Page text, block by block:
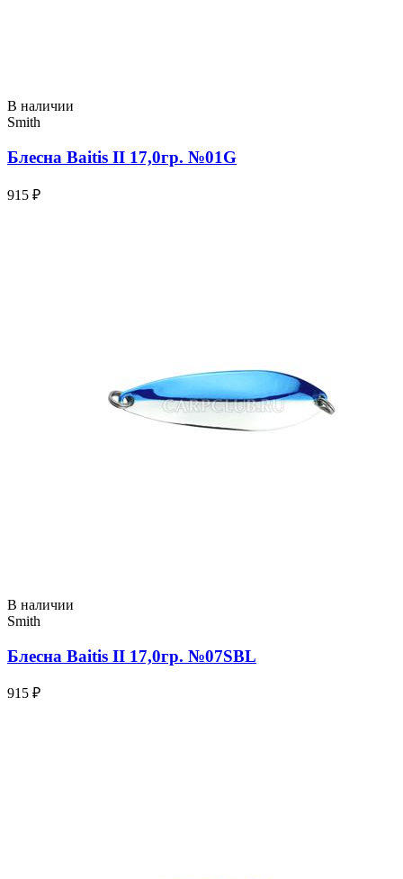
В наличии
Smith
Блесна Baitis II 17,0гр. №01G
915 ₽
В наличии
Smith
Блесна Baitis II 17,0гр. №07SBL
915 ₽